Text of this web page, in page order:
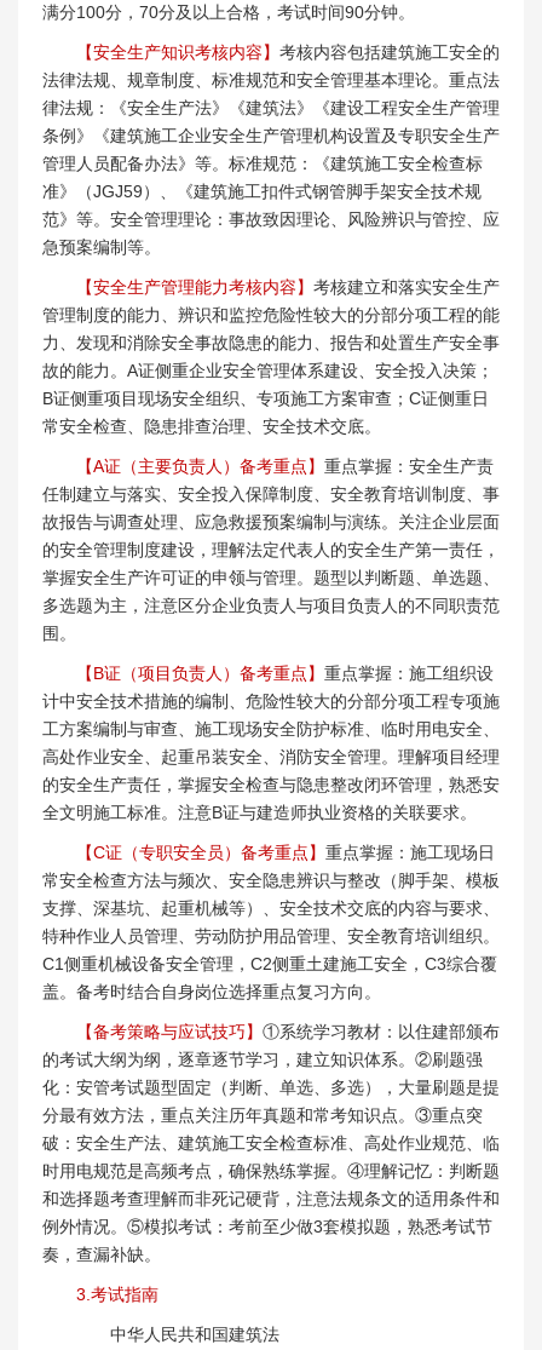
满分100分，70分及以上合格，考试时间90分钟。
【安全生产知识考核内容】 考核内容包括建筑施工安全的
法律法规、规章制度、标准规范和安全管理基本理论。重点法
律法规：《安全生产法》《建筑法》《建设工程安全生产管理
条例》《建筑施工企业安全生产管理机构设置及专职安全生产
管理人员配备办法》等。标准规范：《建筑施工安全检查标
准》（JGJ59）、《建筑施工扣件式钢管脚手架安全技术规
范》等。安全管理理论：事故致因理论、风险辨识与管控、应
急预案编制等。
【安全生产管理能力考核内容】 考核建立和落实安全生产
管理制度的能力、辨识和监控危险性较大的分部分项工程的能
力、发现和消除安全事故隐患的能力、报告和处置生产安全事
故的能力。A证侧重企业安全管理体系建设、安全投入决策；
B证侧重项目现场安全组织、专项施工方案审查；C证侧重日
常安全检查、隐患排查治理、安全技术交底。
【A证（主要负责人）备考重点】 重点掌握：安全生产责
任制建立与落实、安全投入保障制度、安全教育培训制度、事
故报告与调查处理、应急救援预案编制与演练。关注企业层面
的安全管理制度建设，理解法定代表人的安全生产第一责任，
掌握安全生产许可证的申领与管理。题型以判断题、单选题、
多选题为主，注意区分企业负责人与项目负责人的不同职责范
围。
【B证（项目负责人）备考重点】 重点掌握：施工组织设
计中安全技术措施的编制、危险性较大的分部分项工程专项施
工方案编制与审查、施工现场安全防护标准、临时用电安全、
高处作业安全、起重吊装安全、消防安全管理。理解项目经理
的安全生产责任，掌握安全检查与隐患整改闭环管理，熟悉安
全文明施工标准。注意B证与建造师执业资格的关联要求。
【C证（专职安全员）备考重点】 重点掌握：施工现场日
常安全检查方法与频次、安全隐患辨识与整改（脚手架、模板
支撑、深基坑、起重机械等）、安全技术交底的内容与要求、
特种作业人员管理、劳动防护用品管理、安全教育培训组织。
C1侧重机械设备安全管理，C2侧重土建施工安全，C3综合覆
盖。备考时结合自身岗位选择重点复习方向。
【备考策略与应试技巧】 ①系统学习教材：以住建部颁布
的考试大纲为纲，逐章逐节学习，建立知识体系。②刷题强
化：安管考试题型固定（判断、单选、多选），大量刷题是提
分最有效方法，重点关注历年真题和常考知识点。③重点突
破：安全生产法、建筑施工安全检查标准、高处作业规范、临
时用电规范是高频考点，确保熟练掌握。④理解记忆：判断题
和选择题考查理解而非死记硬背，注意法规条文的适用条件和
例外情况。⑤模拟考试：考前至少做3套模拟题，熟悉考试节
奏，查漏补缺。
3.考试指南
中华人民共和国建筑法